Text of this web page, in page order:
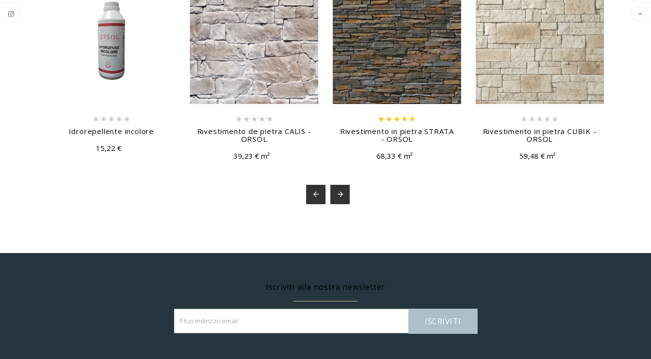
    
Idrorepellente incolore
15,22 €
    
Rivestimento de pietra CALIS -
ORSOL
39,23 € m²
    
Rivestimento in pietra STRATA
- ORSOL
68,33 € m²
    
Rivestimento in pietra CUBIK -
ORSOL
59,48 € m²
 
Iscriviti alla nostra newsletter
ISCRIVITI
